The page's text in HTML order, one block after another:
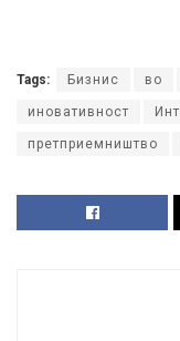
Tags: Бизнис во
иновативност
претприемништво